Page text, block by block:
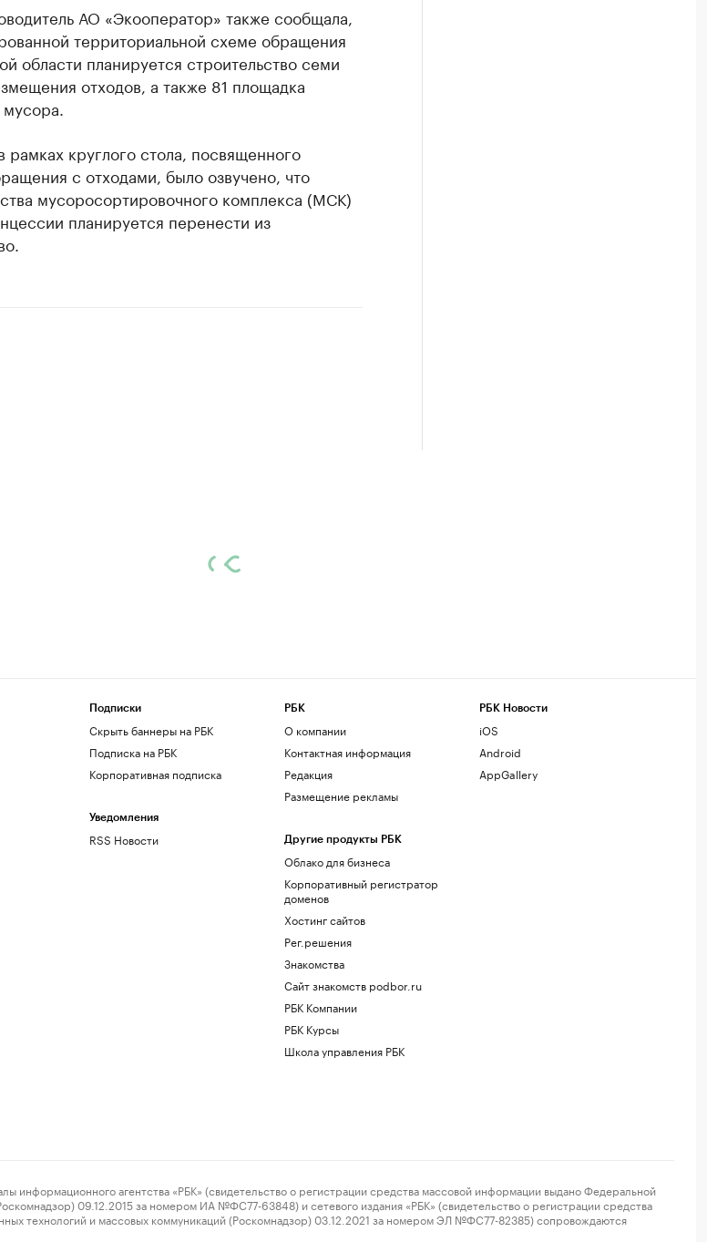
АО «Экооператор» также сообщала,
территориальной схеме обращения
области планируется строительство семи
отходов, а также 81 площадка
круглого стола, посвященного
с отходами, было озвучено, что
мусоросортировочного комплекса (МСК)
планируется перенести из
Подписки
Скрыть баннеры на РБК
Подписка на РБК
Корпоративная подписка
Уведомления
RSS Новости
РБК
О компании
Контактная информация
Редакция
Размещение рекламы
Другие продукты РБК
Облако для бизнеса
Корпоративный регистратор
доменов
Хостинг сайтов
Рег.решения
Знакомства
Сайт знакомств podbor.ru
РБК Компании
РБК Курсы
Школа управления РБК
РБК Новости
iOS
Android
AppGallery
агентства «РБК» (свидетельство о регистрации средства массовой информации выдано Федеральной
09.12.2015 за номером ИА №ФС77-63848) и сетевого издания «РБК» (свидетельство о регистрации средства
технологий и массовых коммуникаций (Роскомнадзор) 03.12.2021 за номером ЭЛ №ФС77-82385) сопровождаются